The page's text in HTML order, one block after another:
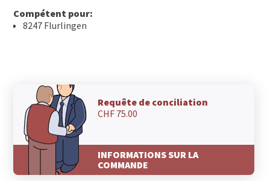
Compétent pour:
8247 Flurlingen
Requête de conciliation
CHF 75.00
INFORMATIONS SUR LA
COMMANDE